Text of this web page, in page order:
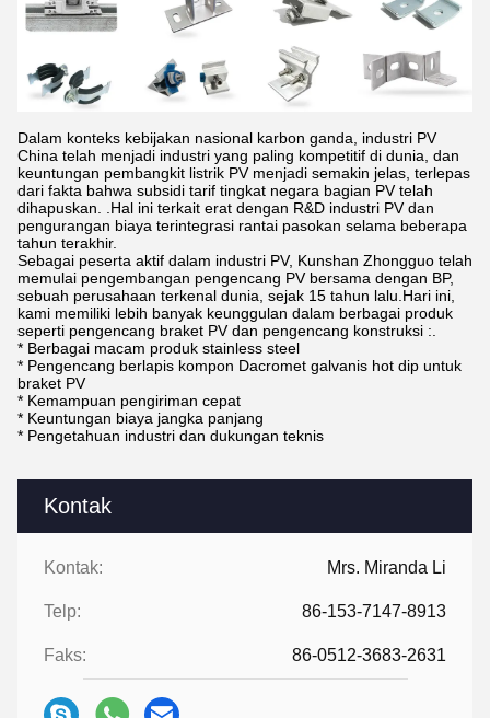
Kontak
Kontak: Mrs. Miranda Li
Telp: 86-153-7147-8913
Faks: 86-0512-3683-2631
Dalam konteks kebijakan nasional karbon ganda, industri PV
China telah menjadi industri yang paling kompetitif di dunia, dan
keuntungan pembangkit listrik PV menjadi semakin jelas, terlepas
dari fakta bahwa subsidi tarif tingkat negara bagian PV telah
dihapuskan. .Hal ini terkait erat dengan R&D industri PV dan
pengurangan biaya terintegrasi rantai pasokan selama beberapa
tahun terakhir.
Sebagai peserta aktif dalam industri PV, Kunshan Zhongguo telah
memulai pengembangan pengencang PV bersama dengan BP,
sebuah perusahaan terkenal dunia, sejak 15 tahun lalu.Hari ini,
kami memiliki lebih banyak keunggulan dalam berbagai produk
seperti pengencang braket PV dan pengencang konstruksi :.
* Berbagai macam produk stainless steel
* Pengencang berlapis kompon Dacromet galvanis hot dip untuk
braket PV
* Kemampuan pengiriman cepat
* Keuntungan biaya jangka panjang
* Pengetahuan industri dan dukungan teknis